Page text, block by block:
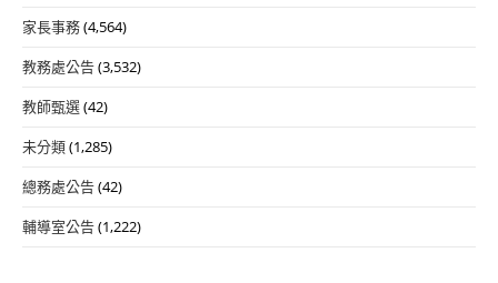
家長事務(4,564)
教務處公告(3,532)
教師甄選(42)
未分類(1,285)
總務處公告(42)
輔導室公告(1,222)